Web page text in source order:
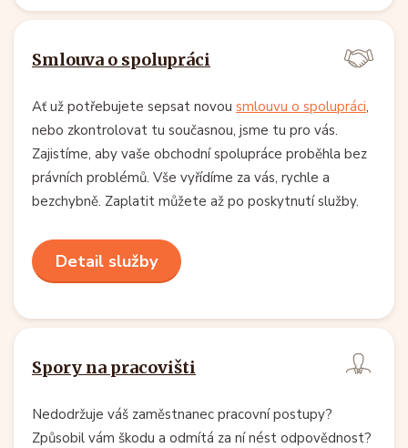
Smlouva o spolupráci
Ať už potřebujete sepsat novou smlouvu o spolupráci,
nebo zkontrolovat tu současnou, jsme tu pro vás.
Zajistíme, aby vaše obchodní spolupráce proběhla bez
právních problémů. Vše vyřídíme za vás, rychle a
bezchybně. Zaplatit můžete až po poskytnutí služby.
Detail služby
Spory na pracovišti
Nedodržuje váš zaměstnanec pracovní postupy?
Způsobil vám škodu a odmítá za ní nést odpovědnost?